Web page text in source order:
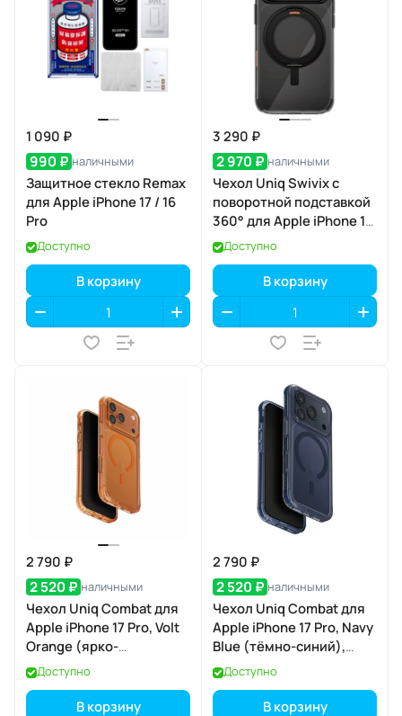
1 090 ₽
990 ₽ наличными
Защитное стекло Remax
для Apple iPhone 17 / 16
Pro
Доступно
В корзину
3 290 ₽
2 970 ₽ наличными
Чехол Uniq Swivix с
поворотной подставкой
360° для Apple iPhone 17
Pro, Carbon Black
(карбоновый чёрный),
MagSafe
Доступно
В корзину
2 790 ₽
2 520 ₽ наличными
Чехол Uniq Combat для
Apple iPhone 17 Pro, Volt
Orange (ярко-
оранжевый), MagSafe
Доступно
В корзину
2 790 ₽
2 520 ₽ наличными
Чехол Uniq Combat для
Apple iPhone 17 Pro, Navy
Blue (тёмно-синий),
MagSafe
Доступно
В корзину